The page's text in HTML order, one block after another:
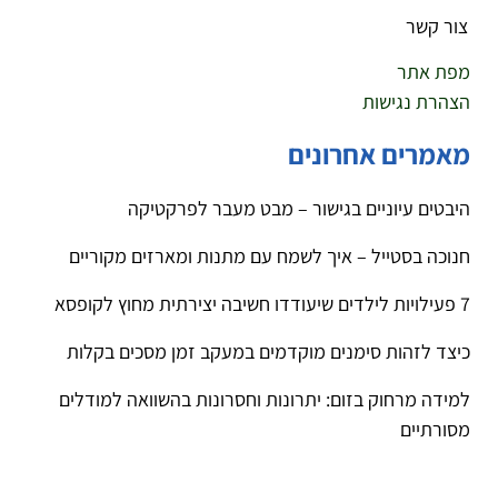
צור קשר
מפת אתר
הצהרת נגישות
מאמרים אחרונים
היבטים עיוניים בגישור – מבט מעבר לפרקטיקה
חנוכה בסטייל – איך לשמח עם מתנות ומארזים מקוריים
7 פעילויות לילדים שיעודדו חשיבה יצירתית מחוץ לקופסא
כיצד לזהות סימנים מוקדמים במעקב זמן מסכים בקלות
למידה מרחוק בזום: יתרונות וחסרונות בהשוואה למודלים
מסורתיים